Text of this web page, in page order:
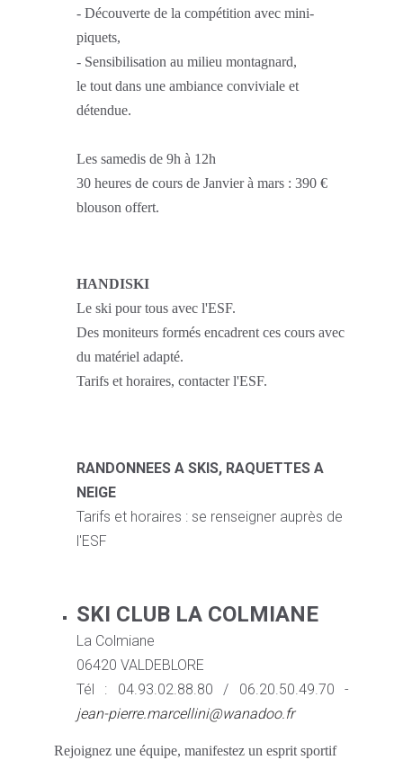
- Découverte de la compétition avec mini-
piquets,
- Sensibilisation au milieu montagnard,
le tout dans une ambiance conviviale et
détendue.
Les samedis de 9h à 12h
30 heures de cours de Janvier à mars : 390 €
blouson offert.
HANDISKI
Le ski pour tous avec l'ESF.
Des moniteurs formés encadrent ces cours avec
du matériel adapté.
Tarifs et horaires, contacter l'ESF.
RANDONNEES A SKIS, RAQUETTES A
NEIGE
Tarifs et horaires : se renseigner auprès de
l'ESF
SKI CLUB LA COLMIANE
La Colmiane
06420 VALDEBLORE
Tél : 04.93.02.88.80 / 06.20.50.49.70 -
jean-pierre.marcellini@wanadoo.fr
Rejoignez une équipe, manifestez un esprit sportif